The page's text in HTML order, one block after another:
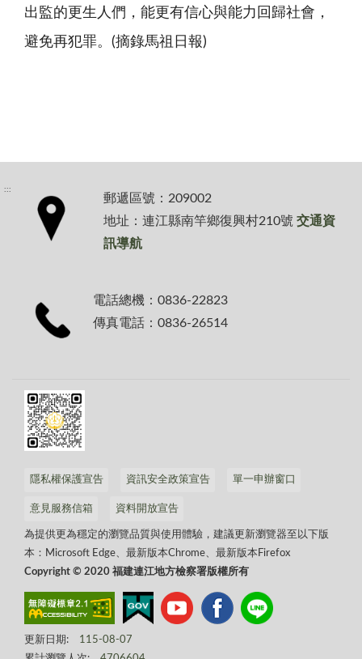
出監的更生人們，能更有信心與能力回歸社會，
避免再犯罪。(摘錄馬祖日報)
:::
郵遞區號：209002
地址：連江縣南竿鄉復興村210號 交通資
訊導航
電話總機：0836-22823
傳真電話：0836-26514
隱私權保護宣告 資訊安全政策宣告 單一申辦窗口
意見服務信箱 資料開放宣告
為提供更為穩定的瀏覽品質與使用體驗，建議更新瀏覽器至以下版
本：Microsoft Edge、最新版本Chrome、最新版本Firefox
Copyright © 2020 福建連江地方檢察署版權所有
更新日期:
115-08-07